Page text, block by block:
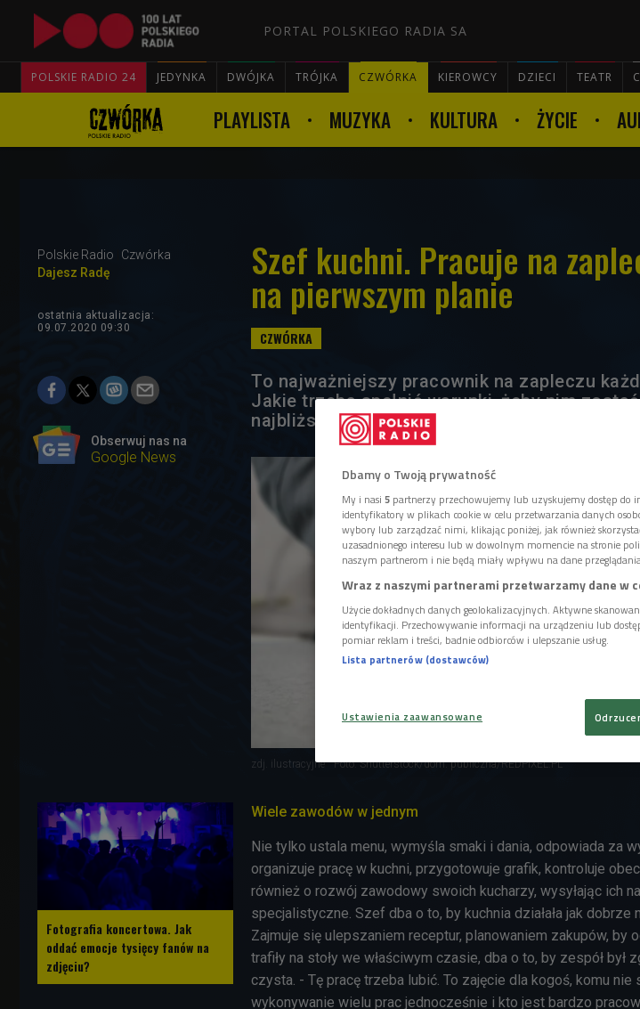
PORTAL POLSKIEGO RADIA SA
POLSKIE RADIO 24 JEDYNKA DWÓJKA TRÓJKA CZWÓRKA KIEROWCY DZIECI TEATR
PLAYLISTA MUZYKA KULTURA ŻYCIE
Polskie Radio
Czwórka
Dajesz Radę
Szef kuchni. Pracuje na
na pierwszym planie
ostatnia aktualizacja:
09.07.2020 09:30
Obserwuj nas na
Google News
To najważniejszy pracownik na zapleczu
Jakie trzeba spełnić warunki, żeby nim
najbliższym wydaniu audycji.
zdj. ilustracyjne Foto: Shutterstock/dom. publiczna/REDPIXEL.PL
Fotografia koncertowa. Jak
oddać emocje tysięcy fanów na
zdjęciu?
Wiele zawodów w jednym
Nie tylko ustala menu, wymyśla smaki i dania, odpowiada za
organizuje pracę w kuchni, przygotowuje grafik, kontroluje
również o rozwój zawodowy swoich kucharzy, wysyłając ich
specjalistyczne. Szef dba o to, by kuchnia działała jak dobrze
Zajmuje się ulepszaniem receptur, planowaniem zakupów, by
trafiły na stoły we właściwym czasie, dba o to, by zespół był
czysta. - Tę pracę trzeba lubić. To zajęcie dla kogoś, komu nie
wykonywanie wielu prac jednocześnie i kto jest bardzo
Dbamy o Twoją prywatność
My i nasi 5 partnerzy przechowujemy lub uzyskujemy dostęp
identyfikatory w plikach cookie w celu przetwarzania danych
wybory lub zarządzać nimi, klikając poniżej, jak również
uzasadnionego interesu lub w dowolnym momencie na stronie
naszym partnerom i nie będą miały wpływu na dane
Wraz z naszymi partnerami przetwarzamy dane w
Użycie dokładnych danych geolokalizacyjnych. Aktywne
identyfikacji. Przechowywanie informacji na urządzeniu lub
pomiar reklam i treści, badnie odbiorców i ulepszanie usług.
Lista partnerów (dostawców)
Ustawienia zaawansowane